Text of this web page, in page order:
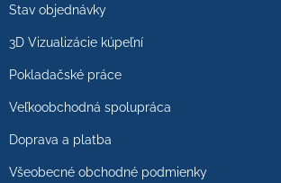
Stav objednávky
3D Vizualizácie kúpeľní
Pokladačské práce
Veľkoobchodná spolupráca
Doprava a platba
Všeobecné obchodné podmienky